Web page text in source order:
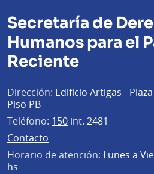
Secretaría de
Humanos para el
Reciente
Dirección: Edificio Artigas -
Piso PB
Teléfono: 150 int. 2481
Contacto
Horario de atención: Lunes a
hs